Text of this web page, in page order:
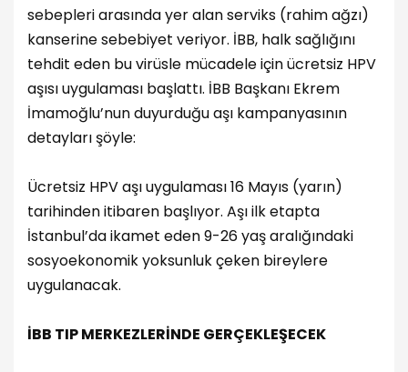
sebepleri arasında yer alan serviks (rahim ağzı)
kanserine sebebiyet veriyor. İBB, halk sağlığını
tehdit eden bu virüsle mücadele için ücretsiz HPV
aşısı uygulaması başlattı. İBB Başkanı Ekrem
İmamoğlu’nun duyurduğu aşı kampanyasının
detayları şöyle:
Ücretsiz HPV aşı uygulaması 16 Mayıs (yarın)
tarihinden itibaren başlıyor. Aşı ilk etapta
İstanbul’da ikamet eden 9-26 yaş aralığındaki
sosyoekonomik yoksunluk çeken bireylere
uygulanacak.
İBB TIP MERKEZLERİNDE GERÇEKLEŞECEK